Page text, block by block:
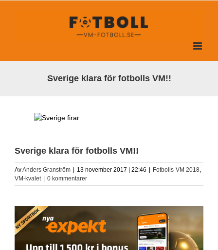
Sverige klara för fotbolls VM!!
Sverige klara för fotbolls VM!!
AvAnders Granström | 13 november 2017 | 22:46 | Fotbolls-VM 2018,
VM-kvalet | 0 kommentarer